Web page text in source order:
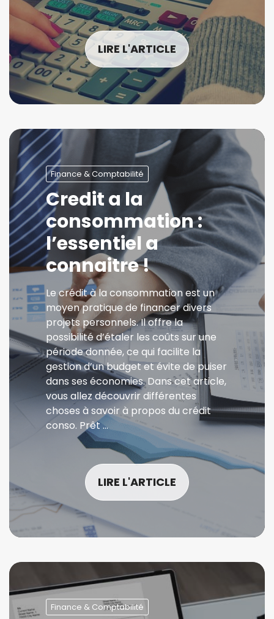
LIRE L'ARTICLE
Finance & Comptabilité
Credit a la
consommation :
l’essentiel a
connaitre !
Le crédit à la consommation est un
moyen pratique de financer divers
projets personnels. Il offre la
possibilité d’étaler les coûts sur une
période donnée, ce qui facilite la
gestion d’un budget et évite de puiser
dans ses économies. Dans cet article,
vous allez découvrir différentes
choses à savoir à propos du crédit
conso. Prêt …
LIRE L'ARTICLE
Finance & Comptabilité